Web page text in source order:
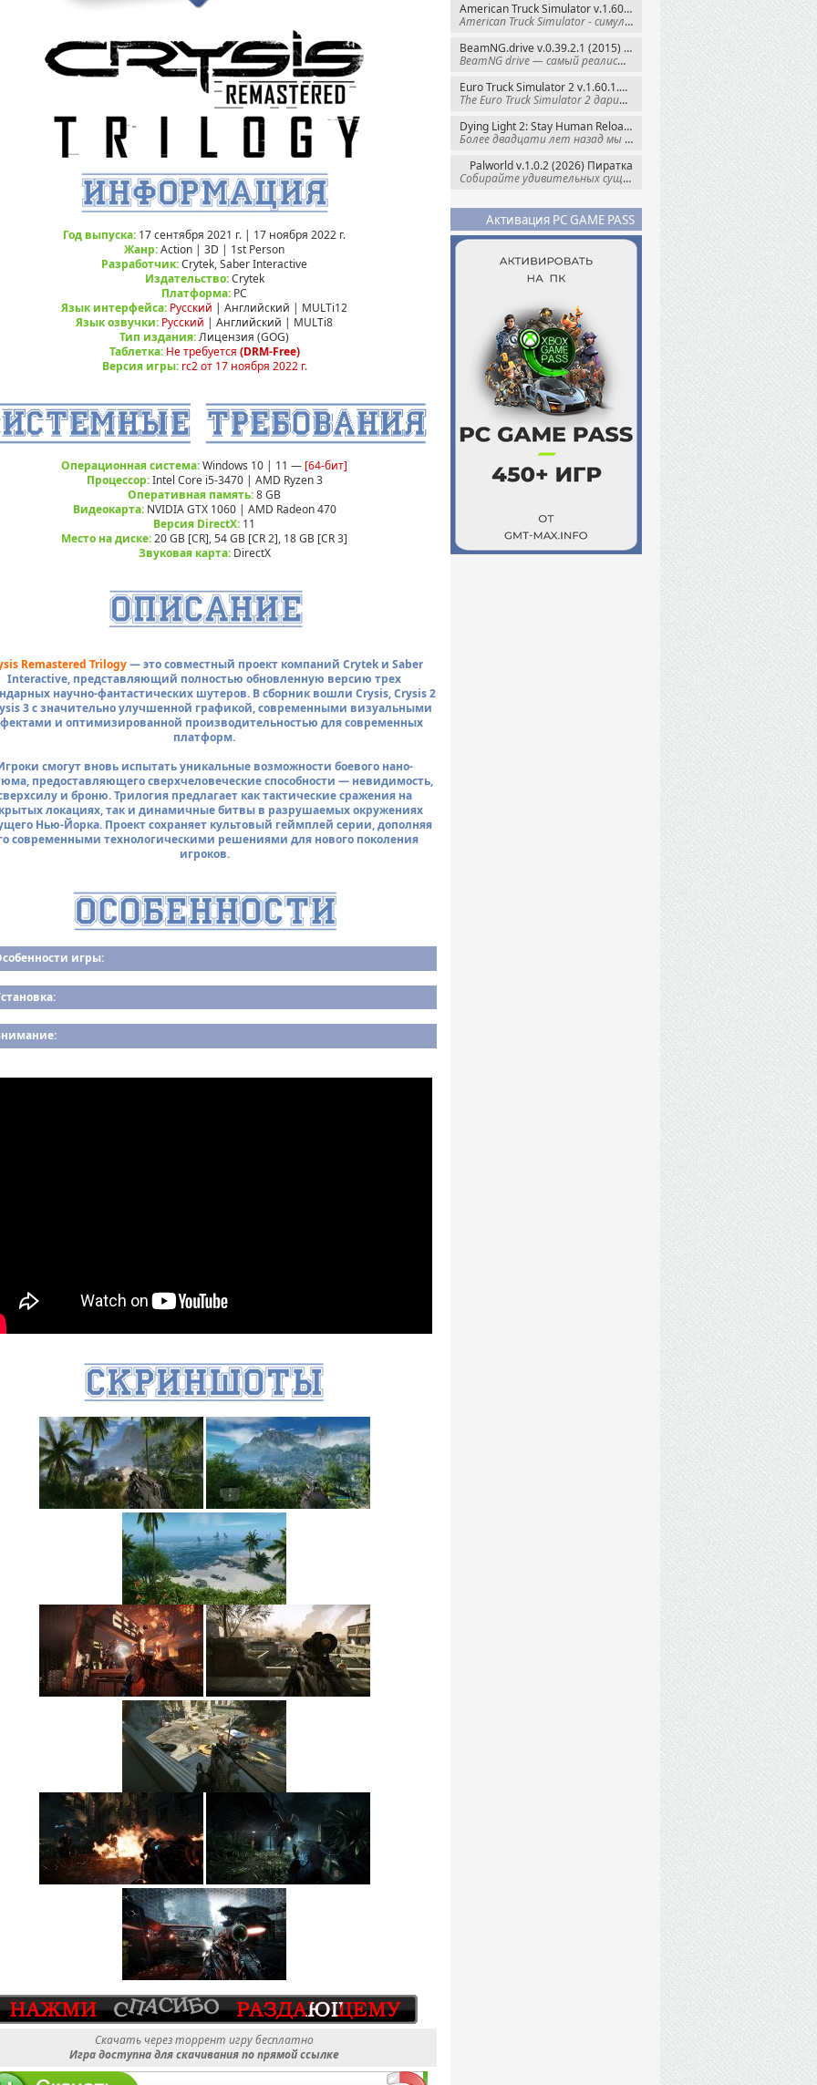
American Truck Simulator v.1.60.1.8s + Все DLC (2016) Пиратка
American Truck Simulator - симулятор
BeamNG.drive v.0.39.2.1 (2015) RePack
BeamNG drive — самый реалистичный
Euro Truck Simulator 2 v.1.60.1.7s + Все DLC (2012) Пиратка
The Euro Truck Simulator 2 дарит вам опыт
Dying Light 2: Stay Human Reloaded Edition v.1.28.3 + Все DLC (2022) RePack
Более двадцати лет назад мы пытались
Palworld v.1.0.2 (2026) Пиратка
Собирайте удивительных существ — Палов —
Активация PC GAME PASS
Год выпуска: 17 сентября 2021 г. | 17 ноября 2022 г.
Жанр:Action | 3D | 1st Person
Разработчик:Crytek, Saber Interactive
Издательство:Crytek
Платформа: РС
Язык интерфейса: Русский | Английский | MULTi12
Язык озвучки: Русский | Английский | MULTi8
Тип издания:Лицензия (GOG)
Таблетка: Не требуется (DRM-Free)
Версия игры: rc2 от 17 ноября 2022 г.
Операционная система:Windows 10 | 11 — [64-бит]
Процессор:Intel Core i5-3470 | AMD Ryzen 3
Оперативная память:8 GB
Видеокарта:NVIDIA GTX 1060 | AMD Radeon 470
Версия DirectX: 11
Место на диске:20 GB [CR], 54 GB [CR 2], 18 GB [CR 3]
Звуковая карта:DirectX
Remastered Trilogy— это совместный проект компаний Crytek и Saber
Interactive, представляющий полностью обновленную версию трех
научно-фантастических шутеров. В сборник вошли Crysis, Crysis 2
3 с значительно улучшенной графикой, современными визуальными
и оптимизированной производительностью для современных
платформ.
смогут вновь испытать уникальные возможности боевого нано-
предоставляющего сверхчеловеческие способности — невидимость,
и броню. Трилогия предлагает как тактические сражения на
локациях, так и динамичные битвы в разрушаемых окружениях
Нью-Йорка. Проект сохраняет культовый геймплей серии, дополняя
современными технологическими решениями для нового поколения
игроков.
игры:
Скачать через торрент игру бесплатно
Игра доступна для скачивания по прямой ссылке